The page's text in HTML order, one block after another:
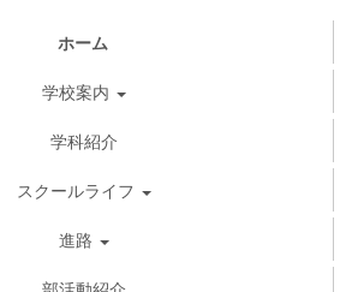
ホーム
学校案内
学科紹介
スクールライフ
進路